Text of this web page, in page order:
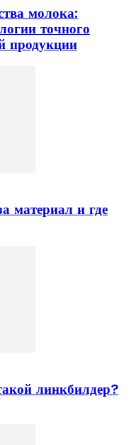
молока:
точного
продукции
материал и где
линкбилдер?